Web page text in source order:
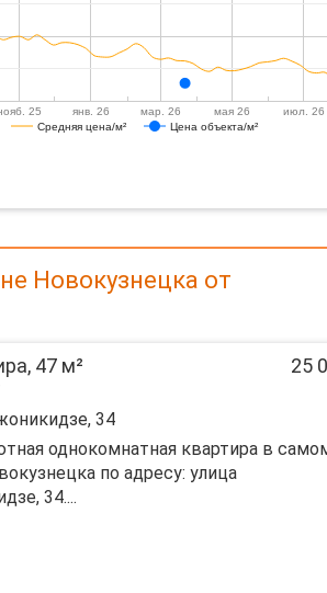
Средняя цена/м² Цена объекта/м²
25 янв. 26 мар. 26 мая 26 июл. 26
Новокузнецка от
47 м² 25
34
однокомнатная квартира в
по адресу: улица
34....